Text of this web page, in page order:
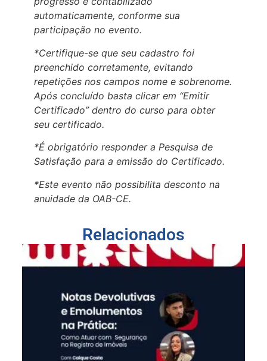
automaticamente, conforme sua
participação no evento.
*Certifique-se que seu cadastro foi
preenchido corretamente, evitando
repetições nos campos nome e sobrenome.
Após concluído basta clicar em “Emitir
Certificado” dentro do curso para obter
seu certificado.
*É obrigatório responder a Pesquisa de
Satisfação para a emissão do Certificado.
*Este evento não possibilita desconto na
anuidade da OAB-CE.
Relacionados